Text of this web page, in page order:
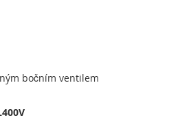
bočním ventilem